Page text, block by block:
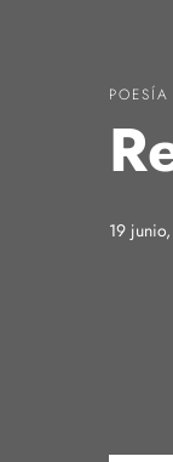
POESÍA
19